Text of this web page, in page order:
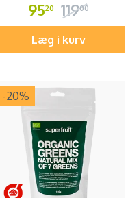
9520 11900
Læg i kurv
-20%